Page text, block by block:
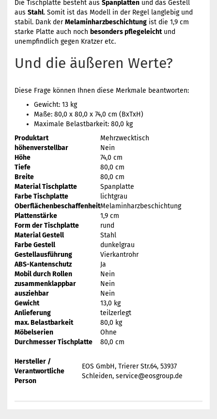
Die Tischplatte besteht aus Spanplatten und das Gestell
aus Stahl. Somit ist das Modell in der Regel langlebig und
stabil. Dank derMelaminharzbeschichtung ist die 1,9 cm
starke Platte auch noch besonders pflegeleichtund
unempfindlich gegen Kratzer etc.
Und die äußeren Werte?
Diese Frage können Ihnen diese Merkmale beantworten:
Gewicht: 13 kg
Maße: 80,0 x 80,0 x 74,0 cm (BxTxH)
Maximale Belastbarkeit: 80,0 kg
Produktart
Mehrzwecktisch
höhenverstellbar
Nein
Höhe
74,0 cm
Tiefe
80,0 cm
Breite
80,0 cm
Material Tischplatte
Spanplatte
Farbe Tischplatte
lichtgrau
OberflächenbeschaffenheitMelaminharzbeschichtung
Plattenstärke
1,9 cm
Form der Tischplatte
rund
Material Gestell
Stahl
Farbe Gestell
dunkelgrau
Gestellausführung
Vierkantrohr
ABS-Kantenschutz
Ja
Mobil durch Rollen
Nein
zusammenklappbar
Nein
ausziehbar
Nein
Gewicht
13,0 kg
Anlieferung
teilzerlegt
max. Belastbarkeit
80,0 kg
Möbelserien
Ohne
Durchmesser Tischplatte
80,0 cm
Hersteller /
Verantwortliche
Person
EOS GmbH, Trierer Str.64, 53937
Schleiden, service@eosgroup.de